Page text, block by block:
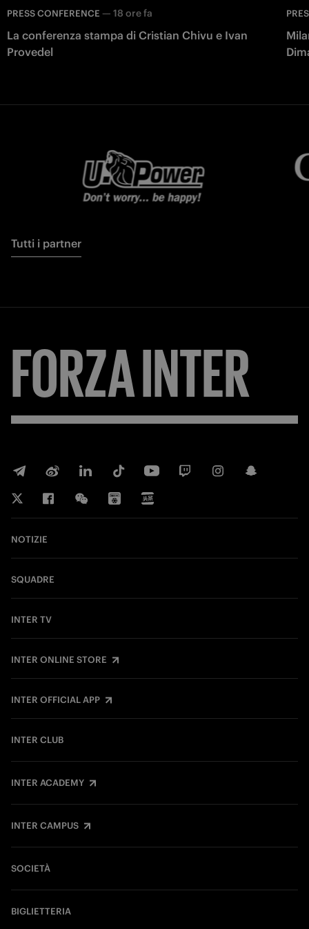
PRESS CONFERENCE — 18 ore fa
La conferenza stampa di Cristian Chivu e Ivan
Provedel
Tutti i partner
FORZAINTER
NOTIZIE
SQUADRE
INTER TV
INTER ONLINE STORE
INTER OFFICIAL APP
INTER CLUB
INTER ACADEMY
INTER CAMPUS
SOCIETÀ
BIGLIETTERIA